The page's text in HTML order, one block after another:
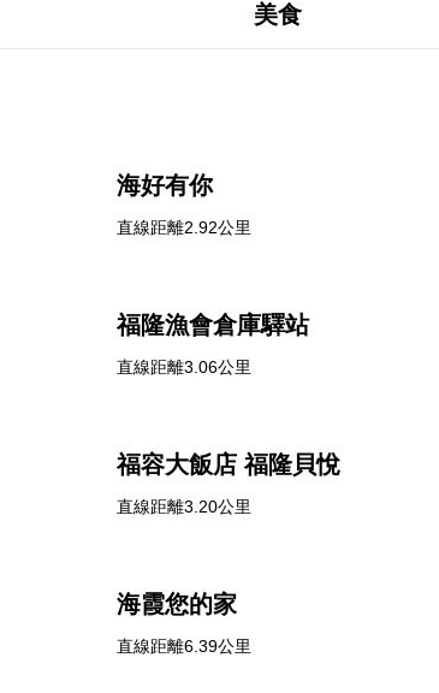
美食
海好有你
直線距離2.92公里
福隆漁會倉庫驛站
直線距離3.06公里
福容大飯店 福隆貝悅
直線距離3.20公里
海霞您的家
直線距離6.39公里